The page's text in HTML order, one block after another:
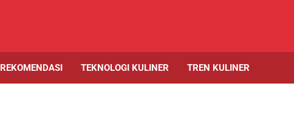
TEKNOLOGI KULINER TREN KULINER